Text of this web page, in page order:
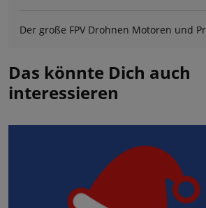
Der große FPV Drohnen Motoren und
Das könnte Dich auch
interessieren